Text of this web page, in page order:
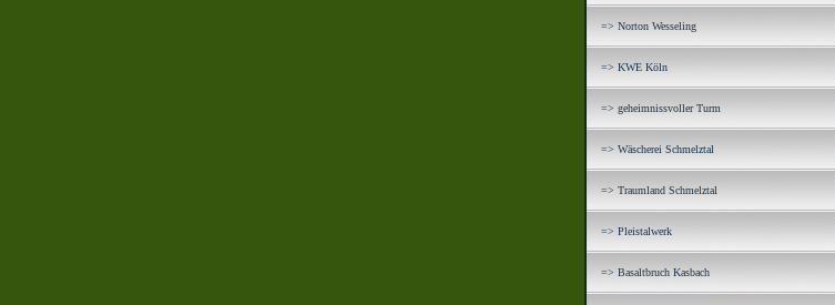
=> Norton Wesseling
=> KWE Köln
=> geheimnissvoller Turm
=> Wäscherei Schmelztal
=> Traumland Schmelztal
=> Pleistalwerk
=> Basaltbruch Kasbach